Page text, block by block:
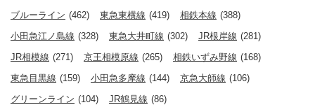
ブルーライン (462) 東急東横線 (419) 相鉄本線 (388)
小田急江ノ島線 (328) 東急大井町線 (302) JR根岸線 (281)
JR相模線 (271) 京王相模原線 (265) 相鉄いずみ野線 (168)
東急目黒線 (159) 小田急多摩線 (144) 京急大師線 (106)
グリーンライン (104) JR鶴見線 (86)